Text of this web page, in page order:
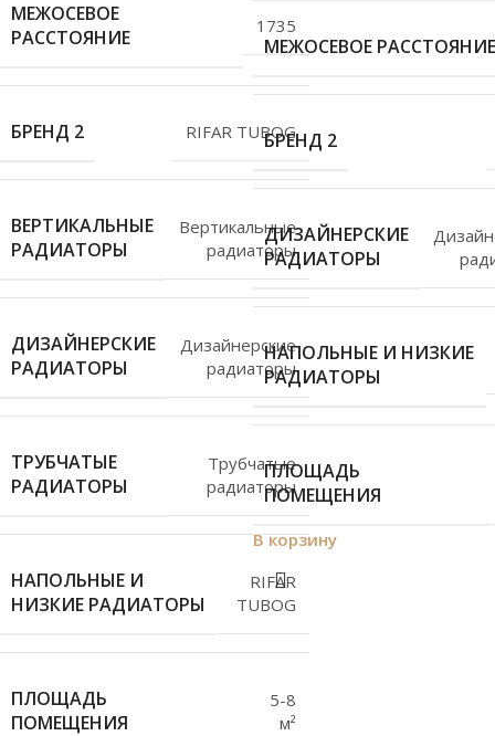
МЕЖОСЕВОЕ
РАССТОЯНИЕ
1735
БРЕНД 2 RIFAR TUBOG
ВЕРТИКАЛЬНЫЕ
РАДИАТОРЫ
Вертикальные
радиаторы
ДИЗАЙНЕРСКИЕ
РАДИАТОРЫ
Дизайнерские
радиаторы
ТРУБЧАТЫЕ
РАДИАТОРЫ
Трубчатые
радиаторы
НАПОЛЬНЫЕ И
НИЗКИЕ РАДИАТОРЫ
RIFAR
TUBOG
ПЛОЩАДЬ
ПОМЕЩЕНИЯ
5-8
м²
МЕЖОСЕВОЕ РАССТОЯНИЕ
БРЕНД 2
ДИЗАЙНЕРСКИЕ
РАДИАТОРЫ
НАПОЛЬНЫЕ И НИЗКИЕ
РАДИАТОРЫ
ПЛОЩАДЬ
ПОМЕЩЕНИЯ
В корзину